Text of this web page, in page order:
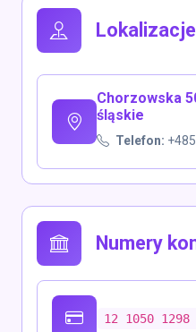
Lokalizacje
Chorzowska
śląskie
Telefon:
Numery
12 1050 1298